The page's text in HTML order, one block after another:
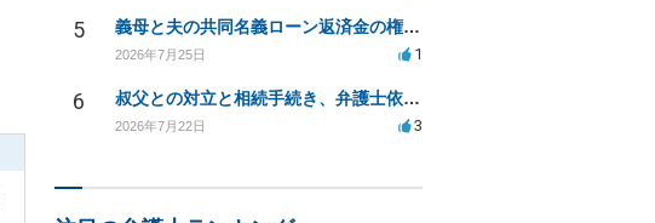
5 義母と夫の共同名義ローン返済金の権利について知りたい
2026年7月25日 1
6 叔父との対立と相続手続き、弁護士依頼の方法は？
2026年7月22日 3